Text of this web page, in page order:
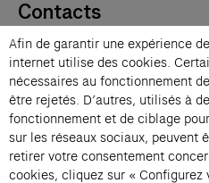
Contacts
Membres
Presse
Privatisations
Changer de langue 
Inscription à la
Afin de garantir une expérience
internet utilise des cookies.
nécessaires au fonctionnement
être rejetés. D’autres, utilisés à
fonctionnement et de ciblage
sur les réseaux sociaux, peuvent
retirer votre consentement
cookies, cliquez sur « Configurez